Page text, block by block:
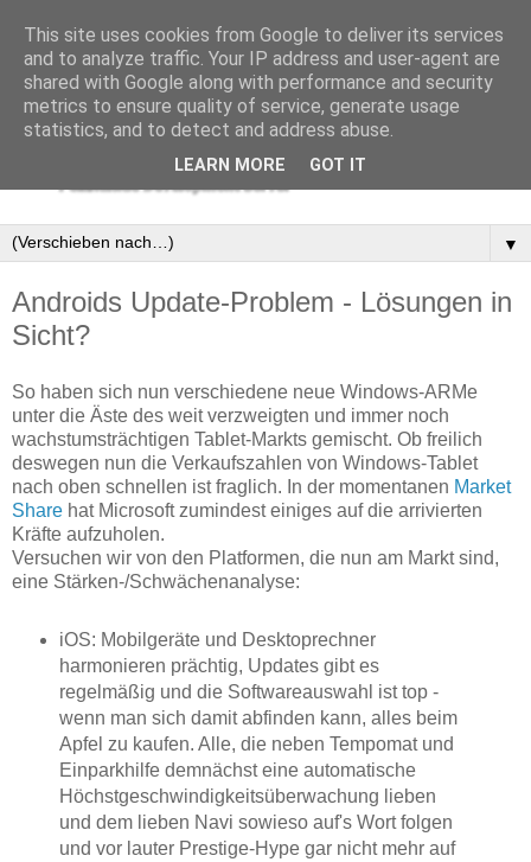
▼
Androids Update-Problem - Lösungen in
Sicht?
So haben sich nun verschiedene neue Windows-ARMe
unter die Äste des weit verzweigten und immer noch
wachstumsträchtigen Tablet-Markts gemischt. Ob freilich
deswegen nun die Verkaufszahlen von Windows-Tablet
nach oben schnellen ist fraglich. In der momentanen Market
Share hat Microsoft zumindest einiges auf die arrivierten
Kräfte aufzuholen.
Versuchen wir von den Platformen, die nun am Markt sind,
eine Stärken-/Schwächenanalyse:
iOS: Mobilgeräte und Desktoprechner
harmonieren prächtig, Updates gibt es
regelmäßig und die Softwareauswahl ist top -
wenn man sich damit abfinden kann, alles beim
Apfel zu kaufen. Alle, die neben Tempomat und
Einparkhilfe demnächst eine automatische
Höchstgeschwindigkeitsüberwachung lieben
und dem lieben Navi sowieso auf's Wort folgen
und vor lauter Prestige-Hype gar nicht mehr auf
This site uses cookies from Google to deliver its services
and to analyze traffic. Your IP address and user-agent are
shared with Google along with performance and security
metrics to ensure quality of service, generate usage
statistics, and to detect and address abuse.
LEARN MORE GOT IT